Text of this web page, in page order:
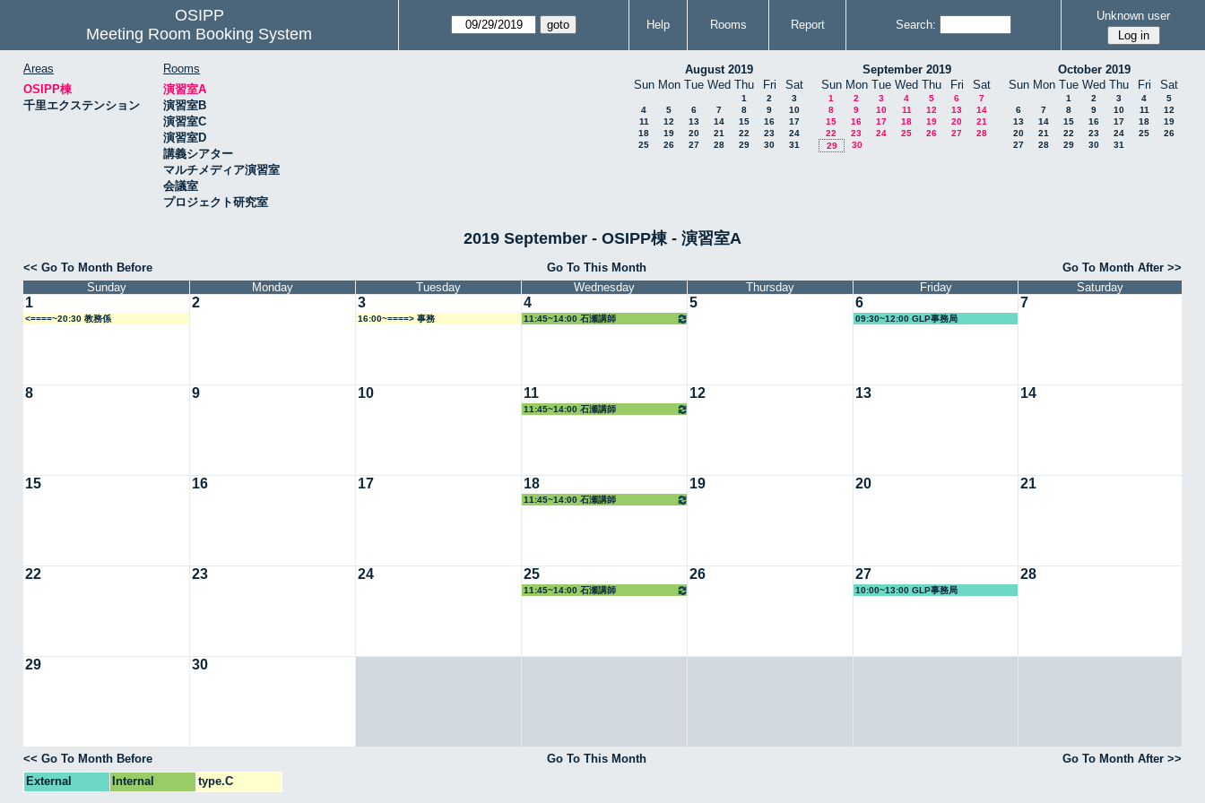
OSIPP
Meeting Room Booking System
Help Rooms Report Search:
Unknown user
Areas
OSIPP棟
千里エクステンション
Rooms
演習室A
演習室B
演習室C
演習室D
講義シアター
マルチメディア演習室
会議室
プロジェクト研究室
August 2019
Sun Mon Tue Wed Thu Fri Sat
1 2
3
4
5 6 7 8 9
10
11
12 13 14 15 16
17
18
19 20 21 22 23
24
25
26 27 28 29 30 31
September 2019
Sun Mon Tue Wed Thu Fri Sat
1 2 3 4 5 6
7
8
9 10 11 12 13
14
15
16 17 18 19 20
21
22
23 24 25 26 27
28
29
30
October 2019
Sun Mon Tue Wed Thu Fri Sat
1 2 3 4
5
6
7 8 9 10 11
12
13
14 15 16 17 18
19
20
21 22 23 24 25
26
27
28 29 30 31
2019 September - OSIPP棟 - 演習室A
<< Go To Month Before Go To This Month
Go To Month After >>
Sunday
Monday Tuesday Wednesday Thursday Friday Saturday
1
<====~20:30 教務係
2 3
16:00~====> 事務
4
11:45~14:00 石瀬講師
5 6
09:30~12:00 GLP事務局
7
8 9 10 11
11:45~14:00 石瀬講師
12 13 14
15 16 17 18
11:45~14:00 石瀬講師
19 20 21
22 23 24 25
11:45~14:00 石瀬講師
26 27
10:00~13:00 GLP事務局
28
29 30
<< Go To Month Before Go To This Month
Go To Month After >>
External
Internal type.C